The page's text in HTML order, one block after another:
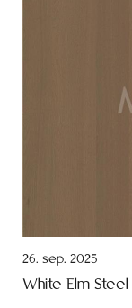
26. sep. 2025
White Elm